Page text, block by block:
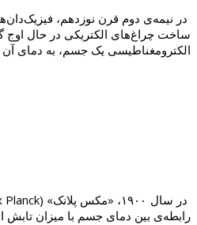
در نیمه‌ی دوم قرن نوزدهم،
ساخت چراغ‌های الکتریکی در حال اوج
الکترومغناطیسی یک جسم، به دمای آن
رابطه‌ی بین دمای جسم با میزان تابش